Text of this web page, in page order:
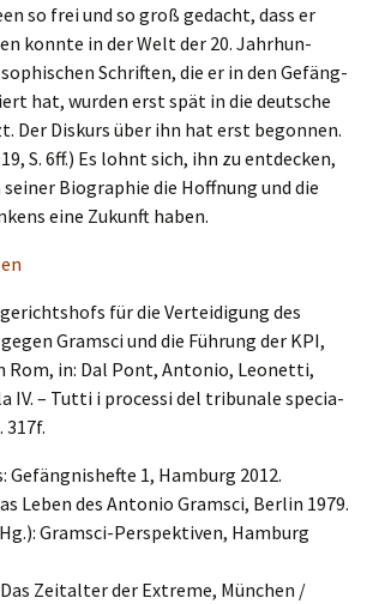
so frei und so groß gedacht, dass er
konnte in der Welt der 20. Jahrhun­
Schrif­ten, die er in den Gefäng­
hat, wurden erst spät in die deutsche
Der Diskurs über ihn hat erst begon­nen.
S. 6ff.) Es lohnt sich, ihn zu entde­cken,
Biogra­phie die Hoffnung und die
eine Zukunft haben.
für die Vertei­di­gung des
Gramsci und die Führung der KPI,
Rom, in: Dal Pont, Antonio, Leonet­ti,
IV. – Tutti i proces­si del tribu­na­le specia­
317f.
Gefäng­nis­hef­te 1, Hamburg 2012.
Leben des Antonio Gramsci, Berlin 1979.
Gramsci-Perspek­ti­ven, Hamburg
Zeital­ter der Extre­me, München /